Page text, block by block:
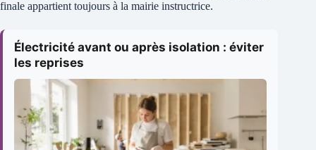
finale appartient toujours à la mairie instructrice.
Électricité avant ou après isolation : éviter
les reprises